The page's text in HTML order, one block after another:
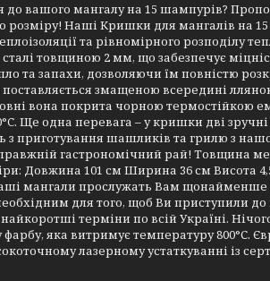
до вашого мангалу на 15 шампурів?
розміру! Наші Кришки для мангалів на
та рівномірного розподілу
сталі товщиною 2 мм, що забезпечує
та запахи, дозволяючи їм повністю
змащеною всередині
вона покрита чорною термостійкою
Ще одна перевага – у кришки дві
приготування шашликів та грилю з
гастрономічний рай! Товщина
Довжина 101 см Ширина 36 см Висота
мангали прослужать Вам щонайменше
для того, щоб Ви приступили
терміни по всій Україні.
яка витримує температуру 800°С.
лазерному устаткуванні із